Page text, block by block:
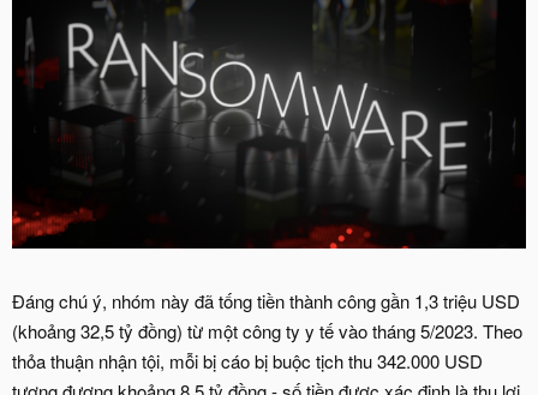
Đáng chú ý, nhóm này đã tống tiền thành công gần 1,3 triệu USD
(khoảng 32,5 tỷ đồng) từ một công ty y tế vào tháng 5/2023. Theo
thỏa thuận nhận tội, mỗi bị cáo bị buộc tịch thu 342.000 USD